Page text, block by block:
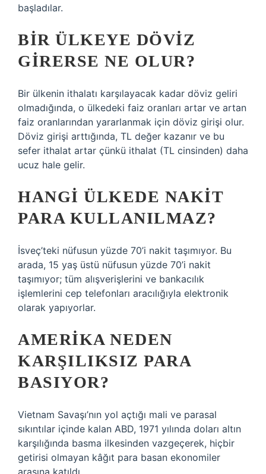
başladılar.
BIR ÜLKEYE DÖVIZ
GIRERSE NE OLUR?
Bir ülkenin ithalatı karşılayacak kadar döviz geliri
olmadığında, o ülkedeki faiz oranları artar ve artan
faiz oranlarından yararlanmak için döviz girişi olur.
Döviz girişi arttığında, TL değer kazanır ve bu
sefer ithalat artar çünkü ithalat (TL cinsinden) daha
ucuz hale gelir.
HANGI ÜLKEDE NAKIT
PARA KULLANILMAZ?
İsveç’teki nüfusun yüzde 70’i nakit taşımıyor. Bu
arada, 15 yaş üstü nüfusun yüzde 70’i nakit
taşımıyor; tüm alışverişlerini ve bankacılık
işlemlerini cep telefonları aracılığıyla elektronik
olarak yapıyorlar.
AMERIKA NEDEN
KARŞILIKSIZ PARA
BASIYOR?
Vietnam Savaşı’nın yol açtığı mali ve parasal
sıkıntılar içinde kalan ABD, 1971 yılında doları altın
karşılığında basma ilkesinden vazgeçerek, hiçbir
getirisi olmayan kâğıt para basan ekonomiler
arasına katıldı.